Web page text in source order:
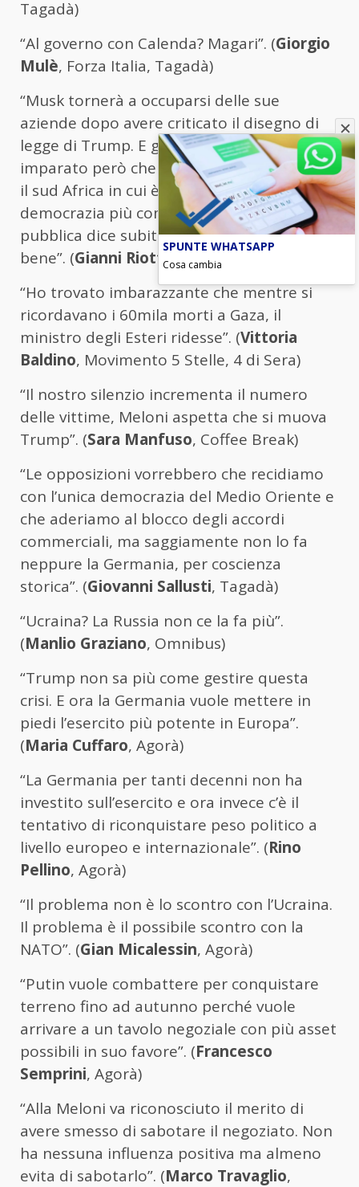
Tagadà)
“Al governo con Calenda? Magari”. (Giorgio
Mulè, Forza Italia, Tagadà)
“Musk tornerà a occuparsi delle sue
aziende dopo avere criticato il disegno di
legge di Trump. E gli andrà bene. Ha
imparato però che gli Stati Uniti non sono
il sud Africa in cui è cresciuto, ma una
democrazia più complessa dove l’opinione
pubblica dice subito se una cosa non gli sta
bene”. (Gianni Riotta, Tagadà)
“Ho trovato imbarazzante che mentre si
ricordavano i 60mila morti a Gaza, il
ministro degli Esteri ridesse”. (Vittoria
Baldino, Movimento 5 Stelle, 4 di Sera)
“Il nostro silenzio incrementa il numero
delle vittime, Meloni aspetta che si muova
Trump”. (Sara Manfuso, Coffee Break)
“Le opposizioni vorrebbero che recidiamo
con l’unica democrazia del Medio Oriente e
che aderiamo al blocco degli accordi
commerciali, ma saggiamente non lo fa
neppure la Germania, per coscienza
storica”. (Giovanni Sallusti, Tagadà)
“Ucraina? La Russia non ce la fa più”.
(Manlio Graziano, Omnibus)
“Trump non sa più come gestire questa
crisi. E ora la Germania vuole mettere in
piedi l’esercito più potente in Europa”.
(Maria Cuffaro, Agorà)
“La Germania per tanti decenni non ha
investito sull’esercito e ora invece c’è il
tentativo di riconquistare peso politico a
livello europeo e internazionale”. (Rino
Pellino, Agorà)
“Il problema non è lo scontro con l’Ucraina.
Il problema è il possibile scontro con la
NATO”. (Gian Micalessin, Agorà)
“Putin vuole combattere per conquistare
terreno fino ad autunno perché vuole
arrivare a un tavolo negoziale con più asset
possibili in suo favore”. (Francesco
Semprini, Agorà)
“Alla Meloni va riconosciuto il merito di
avere smesso di sabotare il negoziato. Non
ha nessuna influenza positiva ma almeno
evita di sabotarlo”. (Marco Travaglio,
SPUNTE WHATSAPP
Cosa cambia